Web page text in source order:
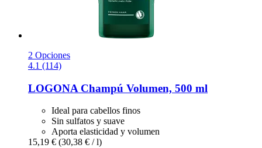
2 Opciones
4.1 (114)
LOGONA Champú Volumen, 500 ml
Ideal para cabellos finos
Sin sulfatos y suave
Aporta elasticidad y volumen
15,19 € (30,38 € / l)